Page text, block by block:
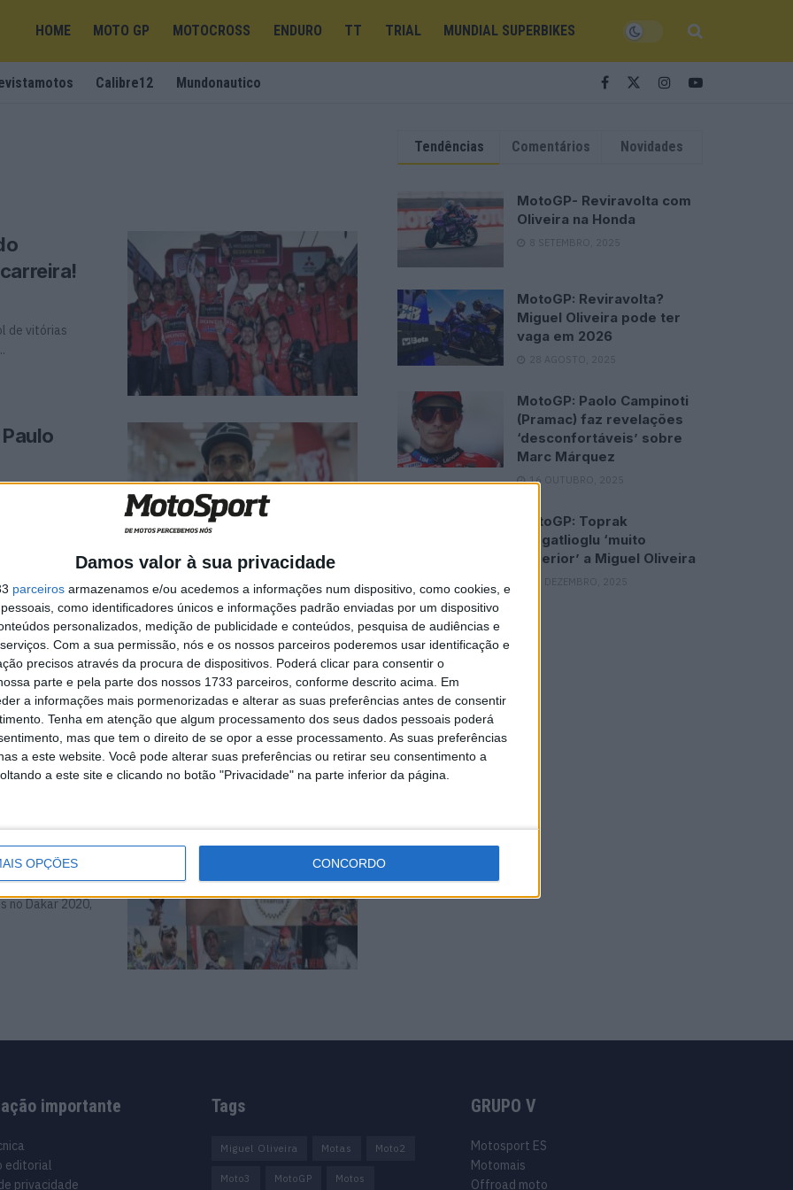
Damos valor à sua privacidade
parceiros armazenamos e/ou acedemos a informações num dispositivo, como cookies, e
como identificadores únicos e informações padrão enviadas por um dispositivo
personalizados, medição de publicidade e conteúdos, pesquisa de audiências e
Com a sua permissão, nós e os nossos parceiros poderemos usar identificação e
precisos através da procura de dispositivos. Poderá clicar para consentir o
parte e pela parte dos nossos 1733 parceiros, conforme descrito acima. Em
a informações mais pormenorizadas e alterar as suas preferências antes de consentir
Tenha em atenção que algum processamento dos seus dados pessoais poderá
mas que tem o direito de se opor a esse processamento. As suas preferências
a este website. Você pode alterar suas preferências ou retirar seu consentimento a
a este site e clicando no botão "Privacidade" na parte inferior da página.
OPÇÕES CONCORDO
HOME MOTO GP MOTOCROSS ENDURO TT TRIAL MUNDIAL SUPERBIKES
Calibre12 Mundonautico
de vitórias
corríamos no
...
o
para
do campeonato
que
no Dakar 2020,
Tendências Comentários Novidades
MotoGP- Reviravolta com
Oliveira na Honda
8 SETEMBRO, 2025
MotoGP: Reviravolta?
Miguel Oliveira pode ter
vaga em 2026
28 AGOSTO, 2025
MotoGP: Paolo Campinoti
(Pramac) faz revelações
‘desconfortáveis’ sobre
Marc Márquez
16 OUTUBRO, 2025
MotoGP: Toprak
Razgatlioglu ‘muito
superior’ a Miguel Oliveira
importante
editorial
privacidade
Tags
Miguel Oliveira Motas Moto2
Moto3 MotoGP Motos
GRUPO V
Motosport ES
Motomais
Offroad moto